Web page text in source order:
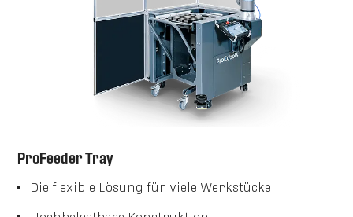
ProFeeder Tray
Die flexible Lösung für viele Werkstücke